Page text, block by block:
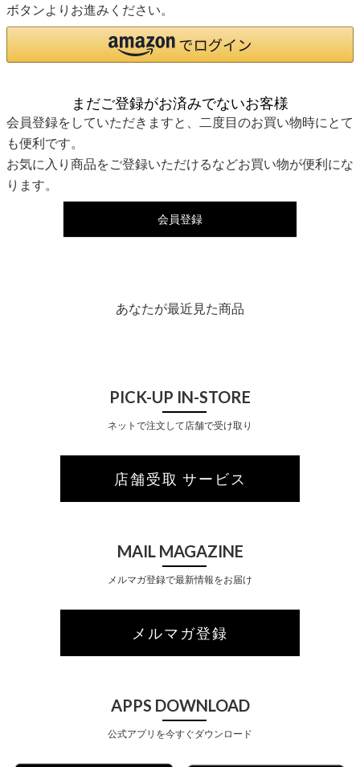
ボタンよりお進みください。
まだご登録がお済みでないお客様
会員登録をしていただきますと、二度目のお買い物時にとて
も便利です。
お気に入り商品をご登録いただけるなどお買い物が便利にな
ります。
会員登録
あなたが最近見た商品
PICK-UP IN-STORE
ネットで注文して店舗で受け取り
店舗受取 サービス
MAIL MAGAZINE
メルマガ登録で最新情報をお届け
メルマガ登録
APPS DOWNLOAD
公式アプリを今すぐダウンロード